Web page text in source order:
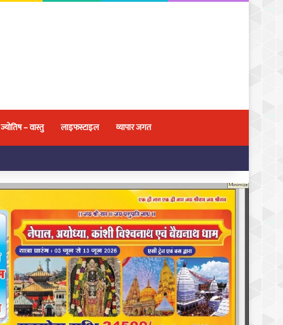
ज्योतिष – वास्तु लाइफस्टाइल व्यापार जगत